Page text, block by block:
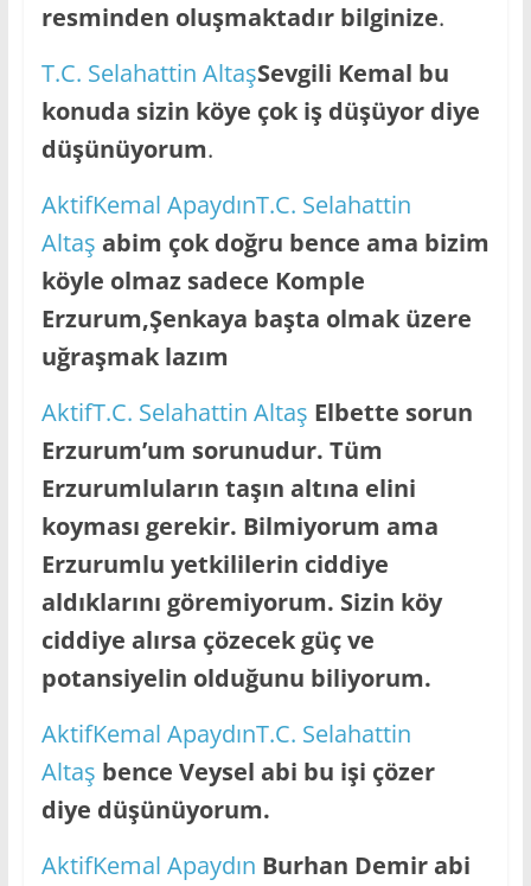
resminden oluşmaktadır bilginize.
T.C. Selahattin AltaşSevgili Kemal bu
konuda sizin köye çok iş düşüyor diye
düşünüyorum.
AktifKemal ApaydınT.C. Selahattin
Altaş abim çok doğru bence ama bizim
köyle olmaz sadece Komple
Erzurum,Şenkaya başta olmak üzere
uğraşmak lazım
AktifT.C. Selahattin Altaş Elbette sorun
Erzurum’um sorunudur. Tüm
Erzurumluların taşın altına elini
koyması gerekir. Bilmiyorum ama
Erzurumlu yetkililerin ciddiye
aldıklarını göremiyorum. Sizin köy
ciddiye alırsa çözecek güç ve
potansiyelin olduğunu biliyorum.
AktifKemal ApaydınT.C. Selahattin
Altaş bence Veysel abi bu işi çözer
diye düşünüyorum.
AktifKemal Apaydın Burhan Demir abi